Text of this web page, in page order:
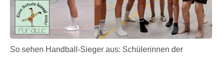
So sehen Handball-Sieger aus: Schülerinnen der